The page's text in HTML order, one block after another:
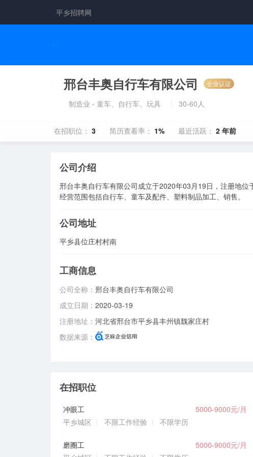
平乡招聘网
邢台丰奥自行车有限公司 企业认证
制造业 - 童车、自行车、玩具 30-60人
在招职位： 3 简历查看率： 1% 最近活跃： 2 年前
公司介绍
邢台丰奥自行车有限公司成立于2020年03月19日，注册地位
经营范围包括自行车、童车及配件、塑料制品加工、销售。
公司地址
平乡县位庄村村南
工商信息
公司全称：邢台丰奥自行车有限公司
成立日期：2020-03-19
注册地址：河北省邢台市平乡县丰州镇魏家庄村
数据来源：
在招职位
冲眼工
5000-9000元/月
平乡城区
不限工作经验 不限学历
磨圈工
5000-9000元/月